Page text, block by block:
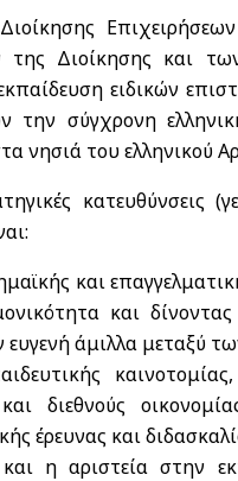
Διοίκησης και
ειδικών
σύγχρονη
νησιά του ελληνικού
κατευθύνσεις
και
και
άμιλλα μεταξύ
και διεθνούς
έρευνας και
η αριστεία στην